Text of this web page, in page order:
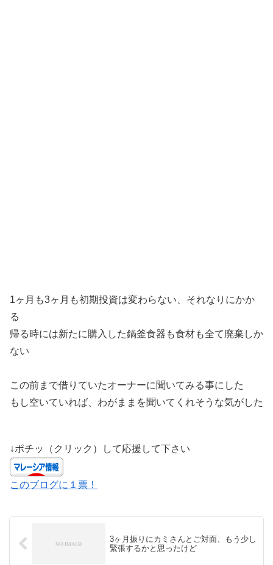
1ヶ月も3ヶ月も初期投資は変わらない、それなりにかか
る
帰る時には新たに購入した鍋釜食器も食材も全て廃棄しか
ない
この前まで借りていたオーナーに聞いてみる事にした
もし空いていれば、わがままを聞いてくれそうな気がした
↓ポチッ（クリック）して応援して下さい
このブログに１票！
3ヶ月振りにカミさんとご対面、もう少し
緊張するかと思ったけど